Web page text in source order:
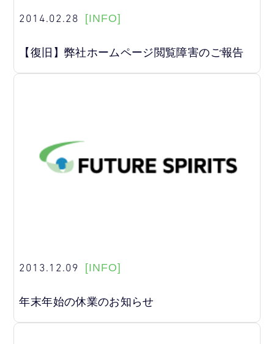
2014.02.28 [INFO]
【復旧】弊社ホームページ閲覧障害のご報告
2013.12.09 [INFO]
年末年始の休業のお知らせ